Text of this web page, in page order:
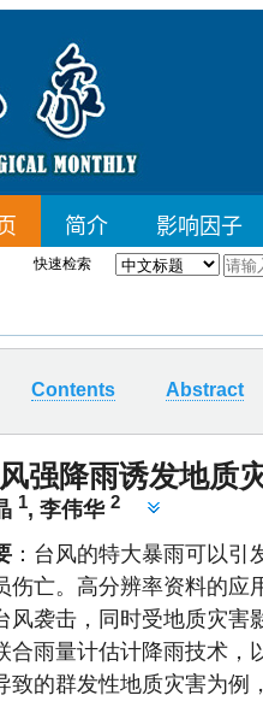
快速检索
Contents Abstract
强降雨诱发地质
1, 李伟华 2
：台风的特大暴雨可以
伤亡。高分辨率资料的
风袭击，同时受地质灾害
合雨量计估计降雨技术，
致的群发性地质灾害为例